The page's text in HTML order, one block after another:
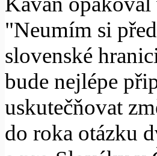
"Neumím si
slovenské
bude nejlépe
uskutečňovat
do roka otázku